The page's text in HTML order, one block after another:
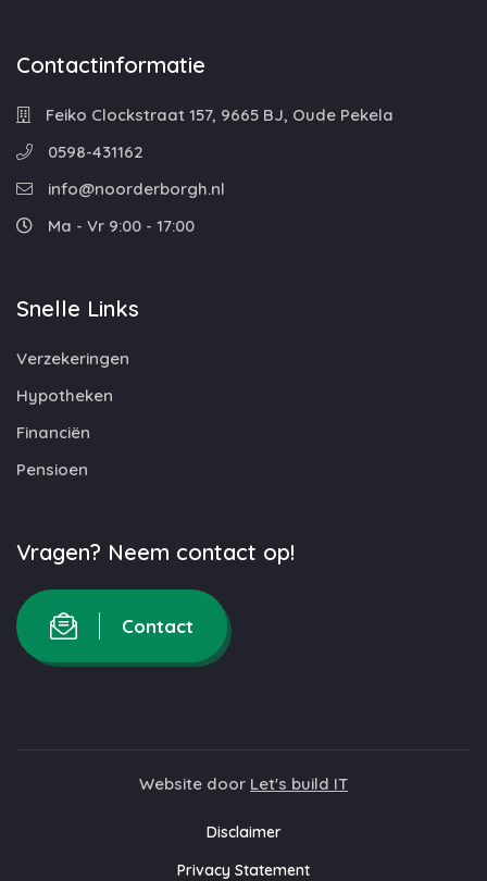
Contactinformatie
Feiko Clockstraat 157, 9665 BJ, Oude Pekela
0598-431162
info@noorderborgh.nl
Ma - Vr 9:00 - 17:00
Snelle Links
Verzekeringen
Hypotheken
Financiën
Pensioen
Vragen? Neem contact op!
Contact
Website door Let's build IT
Disclaimer
Privacy Statement